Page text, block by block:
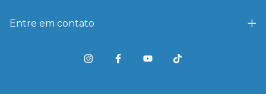
Entre em contato